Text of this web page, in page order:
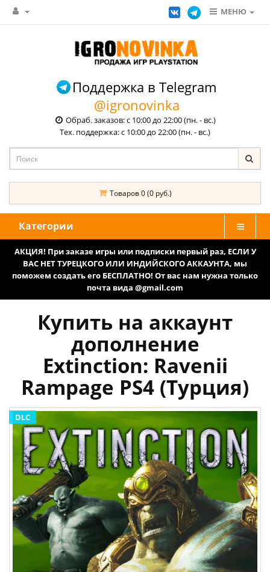
МЕНЮ
Поддержка в Telegram
@igronovinka
Обраб. заказов: с 10:00 до 22:00 (пн. - вс.)
Тех. поддержка: с 10:00 до 22:00 (пн. - вс.)
Товаров 0 (0 руб.)
Категории
АКЦИЯ! При заказе игры или подписки первый раз, ЕСЛИ У
ВАС НЕТ ТУРЕЦКОГО ИЛИ ИНДИЙСКОГО АККАУНТА, мы
поможем создать его БЕСПЛАТНО! От вас нам нужна только
почта вида @gmail.com
Купить на аккаунт
дополнение
Extinction: Ravenii
Rampage PS4 (Турция)
DLC